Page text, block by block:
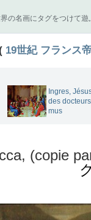
の名画にタグをつけて遊
19世紀 フランス
Ingres,
des
mus
(copie